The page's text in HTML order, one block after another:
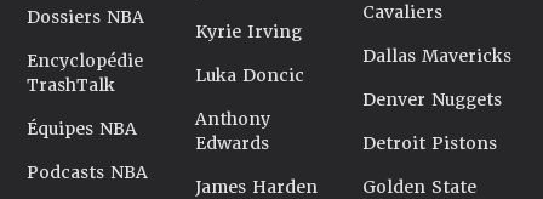
Dossiers NBA
Encyclopédie
TrashTalk
Équipes NBA
Podcasts NBA
Kyrie Irving
Luka Doncic
Anthony
Edwards
James Harden
Cavaliers
Dallas Mavericks
Denver Nuggets
Detroit Pistons
Golden State